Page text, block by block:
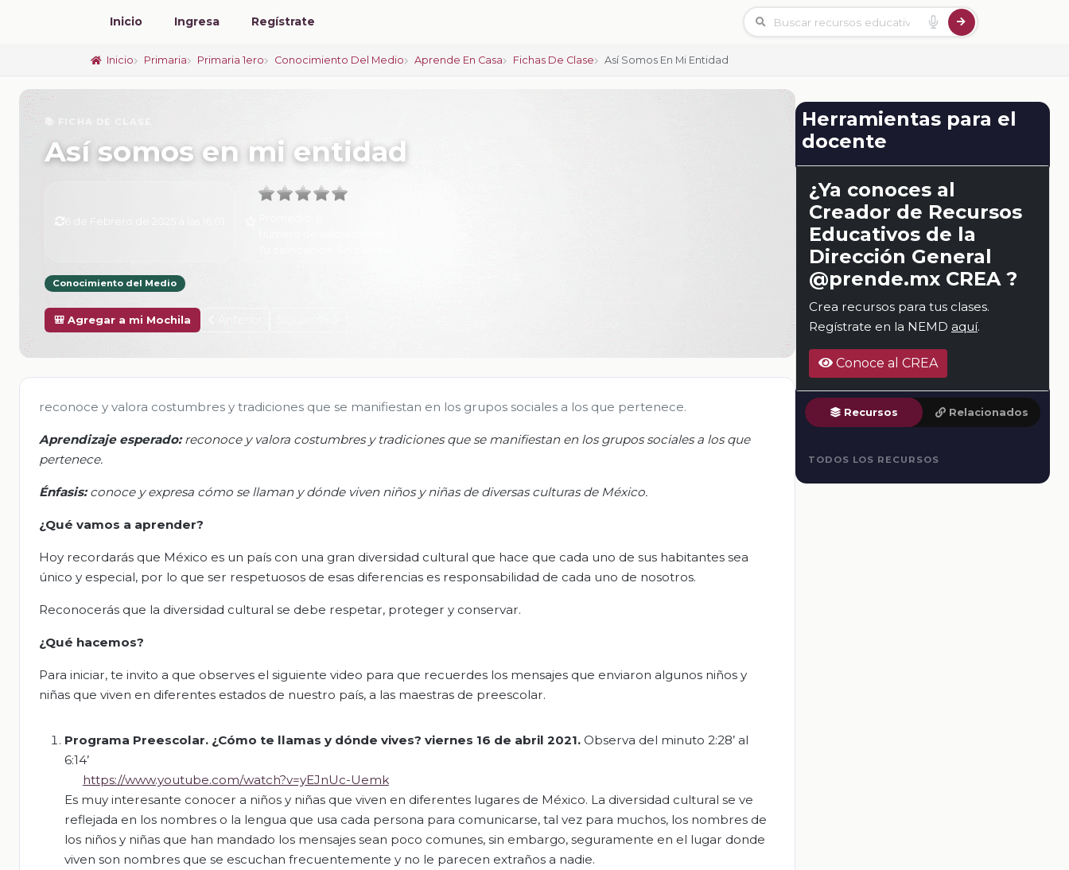
Inicio Ingresa Regístrate
Inicio Primaria Primaria 1ero Conocimiento Del Medio Aprende En Casa Fichas De Clase Así Somos En Mi Entidad
📚 FICHA DE CLASE
Así somos en mi entidad
Conocimiento del Medio
🎒 Agregar a mi Mochila
reconoce y valora costumbres y tradiciones que se manifiestan en los grupos sociales a los que pertenece.
Aprendizaje esperado:reconoce y valora costumbres y tradiciones que se manifiestan en los grupos sociales a los que
pertenece.
Énfasis: conoce y expresa cómo se llaman y dónde viven niños y niñasde diversas culturas de México.
¿Qué vamos a aprender?
Hoy recordarás que México es un país con una gran diversidad cultural que hace que cada uno de sus habitantes sea
único y especial, por lo que ser respetuosos de esas diferencias es responsabilidad de cada uno de nosotros.
Reconocerás que la diversidad cultural se debe respetar, proteger y conservar.
¿Qué hacemos?
Para iniciar, te invito a que observes el siguiente video para que recuerdes los mensajes que enviaron algunos niños y
niñas que viven en diferentes estados de nuestro país, a las maestras de preescolar.
Programa Preescolar. ¿Cómo te llamas y dónde vives? viernes 16 de abril 2021. Observa del minuto 2:28’ al
6:14’
https://www.youtube.com/watch?v=yEJnUc-Uemk
Es muy interesante conocer a niños y niñas que viven en diferentes lugares de México. La diversidad cultural se ve
reflejada en los nombres o la lengua que usa cada persona para comunicarse, tal vez para muchos, los nombres de
los niños y niñas que han mandado los mensajes sean poco comunes, sin embargo, seguramente en el lugar donde
viven son nombres que se escuchan frecuentemente y no le parecen extraños a nadie.
Herramientas para el
docente
¿Ya conoces al
Creador de Recursos
Educativos de la
Dirección General
@prende.mx CREA ?
Crea recursos para tus clases.
Regístrate en la NEMD aquí.
Conoce al CREA
Recursos Relacionados
TODOS LOS RECURSOS